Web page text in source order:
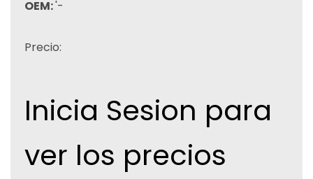
OEM:'-
Precio:
Inicia Sesion para
ver los precios